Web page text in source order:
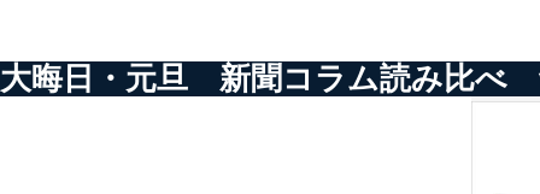
大晦日・元旦 新聞コラム読み比べ